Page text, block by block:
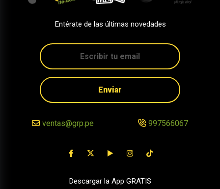
Entérate de las últimas novedades
Enviar
ventas@grp.pe 997566067
Descargar la App GRATIS